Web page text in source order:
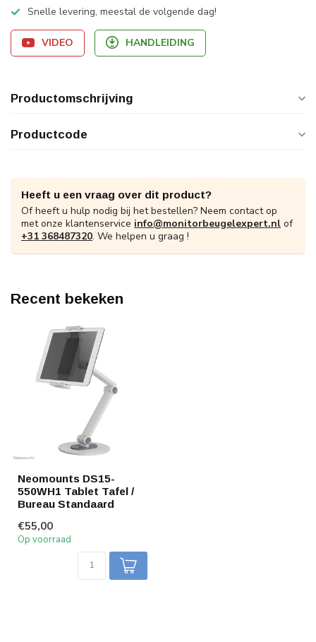
Snelle levering, meestal de volgende dag!
VIDEO HANDLEIDING
Productomschrijving
Productcode
Heeft u een vraag over dit product?
Of heeft u hulp nodig bij het bestellen? Neem contact op
met onze klantenservice info@monitorbeugelexpert.nl of
+31 368487320. We helpen u graag !
Recent bekeken
Neomounts DS15-
550WH1 Tablet Tafel /
Bureau Standaard
€55,00
Op voorraad